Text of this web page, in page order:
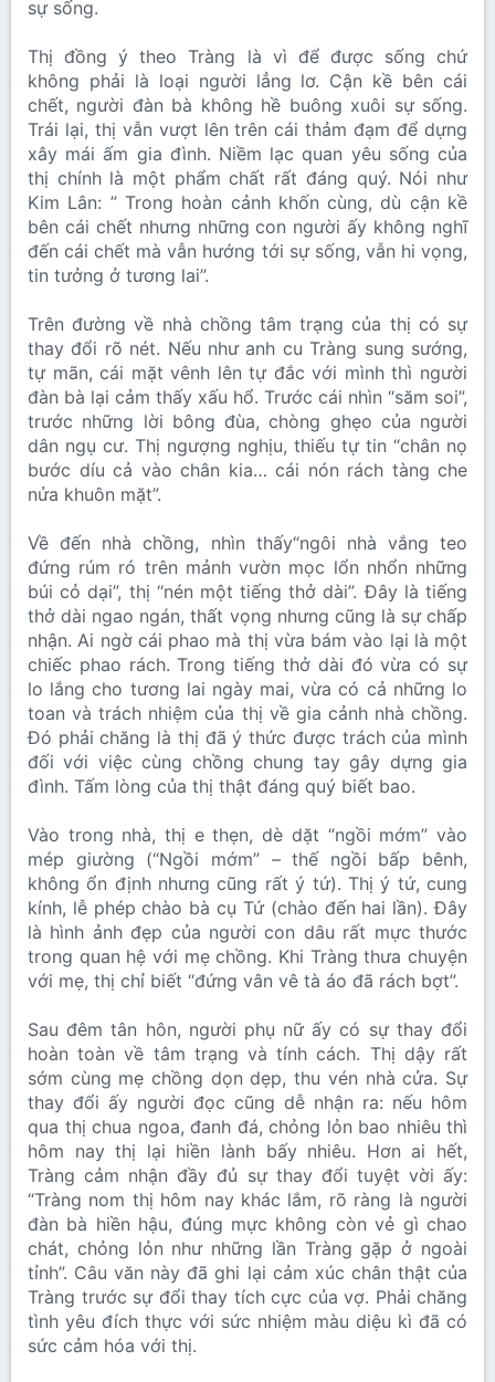
sự sống.
Thị đồng ý theo Tràng là vì để được sống chứ
không phải là loại người lẳng lơ. Cận kề bên cái
chết, người đàn bà không hề buông xuôi sự sống.
Trái lại, thị vẫn vượt lên trên cái thảm đạm để dựng
xây mái ấm gia đình. Niềm lạc quan yêu sống của
thị chính là một phẩm chất rất đáng quý. Nói như
Kim Lân: ” Trong hoàn cảnh khốn cùng, dù cận kề
bên cái chết nhưng những con người ấy không nghĩ
đến cái chết mà vẫn hướng tới sự sống, vẫn hi vọng,
tin tưởng ở tương lai”.
Trên đường về nhà chồng tâm trạng của thị có sự
thay đổi rõ nét. Nếu như anh cu Tràng sung sướng,
tự mãn, cái mặt vênh lên tự đắc với mình thì người
đàn bà lại cảm thấy xấu hổ. Trước cái nhìn “săm soi”,
trước những lời bông đùa, chòng ghẹo của người
dân ngụ cư. Thị ngượng nghịu, thiếu tự tin “chân nọ
bước díu cả vào chân kia… cái nón rách tàng che
nửa khuôn mặt”.
Về đến nhà chồng, nhìn thấy“ngôi nhà vắng teo
đứng rúm ró trên mảnh vườn mọc lổn nhổn những
búi cỏ dại”, thị “nén một tiếng thở dài”. Đây là tiếng
thở dài ngao ngán, thất vọng nhưng cũng là sự chấp
nhận. Ai ngờ cái phao mà thị vừa bám vào lại là một
chiếc phao rách. Trong tiếng thở dài đó vừa có sự
lo lắng cho tương lai ngày mai, vừa có cả những lo
toan và trách nhiệm của thị về gia cảnh nhà chồng.
Đó phải chăng là thị đã ý thức được trách của mình
đối với việc cùng chồng chung tay gây dựng gia
đình. Tấm lòng của thị thật đáng quý biết bao.
Vào trong nhà, thị e thẹn, dè dặt “ngồi mớm” vào
mép giường (“Ngồi mớm” – thế ngồi bấp bênh,
không ổn định nhưng cũng rất ý tứ). Thị ý tứ, cung
kính, lễ phép chào bà cụ Tứ (chào đến hai lần). Đây
là hình ảnh đẹp của người con dâu rất mực thước
trong quan hệ với mẹ chồng. Khi Tràng thưa chuyện
với mẹ, thị chỉ biết “đứng vân vê tà áo đã rách bợt”.
Sau đêm tân hôn, người phụ nữ ấy có sự thay đổi
hoàn toàn về tâm trạng và tính cách. Thị dậy rất
sớm cùng mẹ chồng dọn dẹp, thu vén nhà cửa. Sự
thay đổi ấy người đọc cũng dễ nhận ra: nếu hôm
qua thị chua ngoa, đanh đá, chỏng lỏn bao nhiêu thì
hôm nay thị lại hiền lành bấy nhiêu. Hơn ai hết,
Tràng cảm nhận đầy đủ sự thay đổi tuyệt vời ấy:
“Tràng nom thị hôm nay khác lắm, rõ ràng là người
đàn bà hiền hậu, đúng mực không còn vẻ gì chao
chát, chỏng lỏn như những lần Tràng gặp ở ngoài
tỉnh”. Câu văn này đã ghi lại cảm xúc chân thật của
Tràng trước sự đổi thay tích cực của vợ. Phải chăng
tình yêu đích thực với sức nhiệm màu diệu kì đã có
sức cảm hóa với thị.